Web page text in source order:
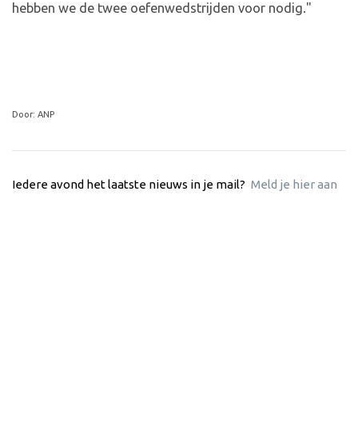
hebben we de twee oefenwedstrijden voor nodig."
Door: ANP
Iedere avond het laatste nieuws in je mail? Meld je hier aan